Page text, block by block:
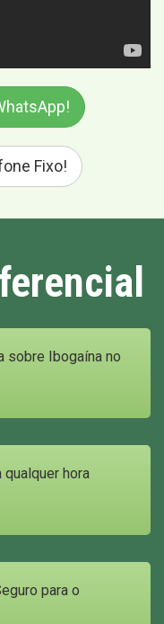
Fixo!
sobre Ibogaína no
hora
para o